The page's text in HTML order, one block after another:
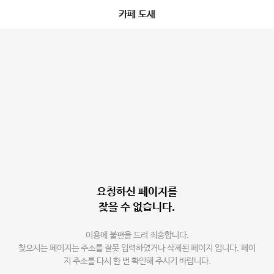
카페 도새
요청하신 페이지를
찾을 수 없습니다.
이용에 불편을 드려 죄송합니다.
찾으시는 페이지는 주소를 잘못 입력하였거나 삭제된 페이지 입니다. 페이
지 주소를 다시 한 번 확인해 주시기 바랍니다.